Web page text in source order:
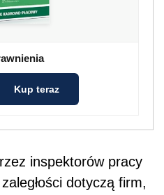
Kup teraz
inspektorów pracy
dotyczą firm,